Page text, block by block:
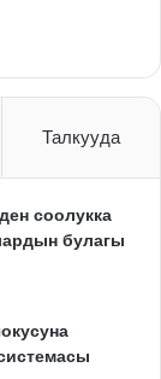
Талкууда
соолукка
булагы